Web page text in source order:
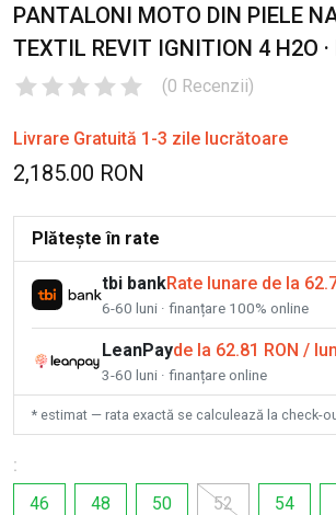
PANTALONI MOTO DIN PIELE
TEXTIL REVIT IGNITION 4 H2O ·
(0 Recenzii)
Livrare Gratuită 1-3 zile lucrătoare
2,185.00 RON
Plătește în rate
tbi bankRate lunare de la
6-60 luni · finanțare 100% online
LeanPayde la 62.81 RON /
3-60 luni · finanțare online
* estimat — rata exactă se calculează la check-
:
46
48 50 52 54